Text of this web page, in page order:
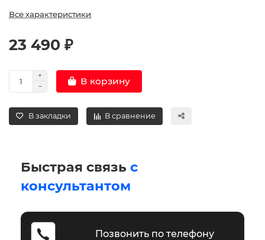
Все характеристики
23 490 ₽
В корзину
В закладки В сравнение
Быстрая связь с
консультантом
Позвонить по телефону